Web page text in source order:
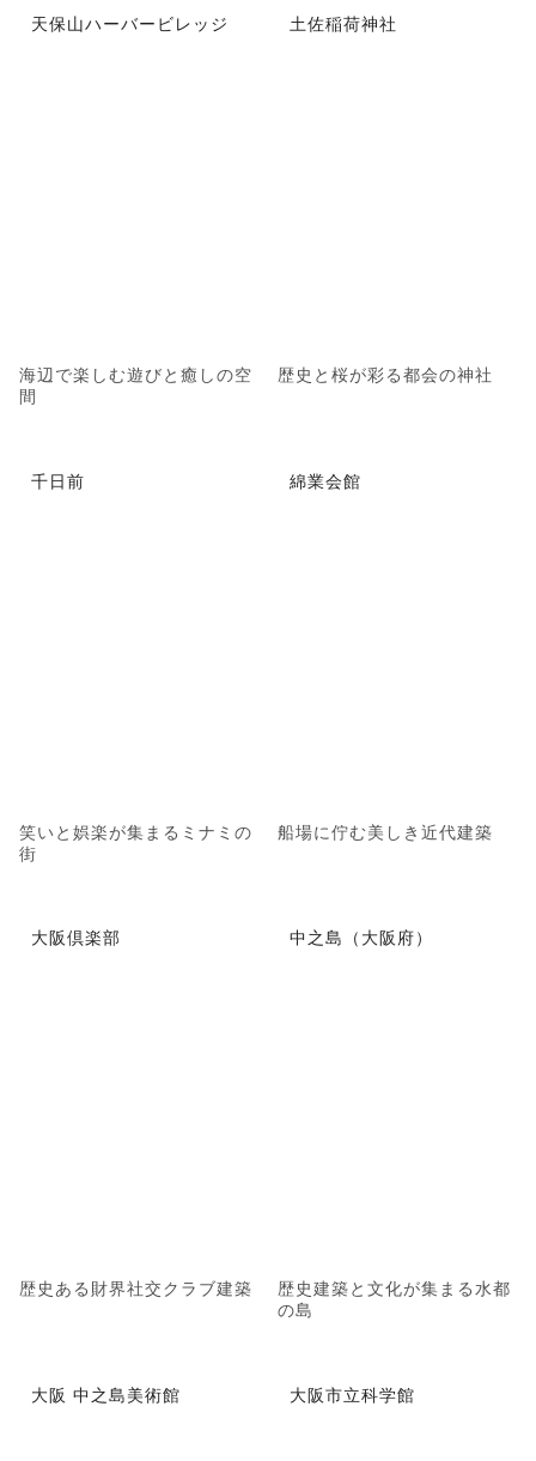
天保山ハーバービレッジ
海辺で楽しむ遊びと癒しの空
間
土佐稲荷神社
歴史と桜が彩る都会の神社
千日前
笑いと娯楽が集まるミナミの
街
綿業会館
船場に佇む美しき近代建築
大阪倶楽部
歴史ある財界社交クラブ建築
中之島（大阪府）
歴史建築と文化が集まる水都
の島
大阪 中之島美術館 大阪市立科学館